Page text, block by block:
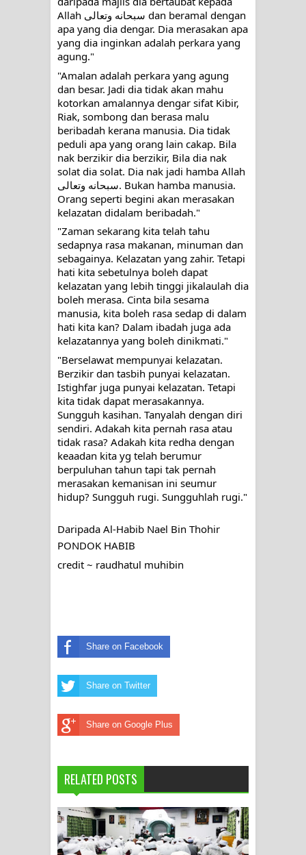
Allah سبحانه وتعالى dan beramal dengan
apa yang dia dengar. Dia merasakan apa
yang dia inginkan adalah perkara yang
agung."
"Amalan adalah perkara yang agung
dan besar. Jadi dia tidak akan mahu
kotorkan amalannya dengar sifat Kibir,
Riak, sombong dan berasa malu
beribadah kerana manusia. Dia tidak
peduli apa yang orang lain cakap. Bila
nak berzikir dia berzikir, Bila dia nak
solat dia solat. Dia nak jadi hamba Allah
سبحانه وتعالى. Bukan hamba manusia.
Orang seperti begini akan merasakan
kelazatan didalam beribadah."
"Zaman sekarang kita telah tahu
sedapnya rasa makanan, minuman dan
sebagainya. Kelazatan yang zahir. Tetapi
hati kita sebetulnya boleh dapat
kelazatan yang lebih tinggi jikalaulah dia
boleh merasa. Cinta bila sesama
manusia, kita boleh rasa sedap di dalam
hati kita kan? Dalam ibadah juga ada
kelazatannya yang boleh dinikmati."
"Berselawat mempunyai kelazatan.
Berzikir dan tasbih punyai kelazatan.
Istighfar juga punyai kelazatan. Tetapi
kita tidak dapat merasakannya.
Sungguh kasihan. Tanyalah dengan diri
sendiri. Adakah kita pernah rasa atau
tidak rasa? Adakah kita redha dengan
keaadan kita yg telah berumur
berpuluhan tahun tapi tak pernah
merasakan kemanisan ini seumur
hidup? Sungguh rugi. Sungguhlah rugi."
Daripada Al-Habib Nael Bin Thohir
PONDOK HABIB
credit ~ raudhatul muhibin
Share on Facebook
Share on Twitter
Share on Google Plus
RELATED POSTS